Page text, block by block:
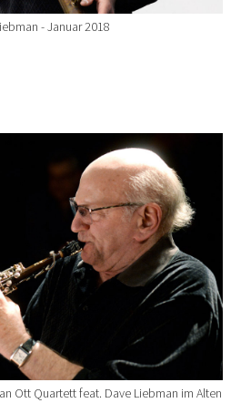
- Januar 2018
Ott Quartett feat. Dave Liebman im Alten